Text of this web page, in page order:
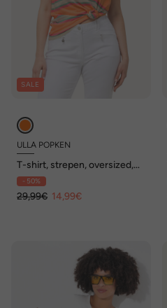
SALE
ULLA POPKEN
T-shirt, strepen, oversized,
ronde hals, mouwloos
- 50%
29,99€ 14,99€